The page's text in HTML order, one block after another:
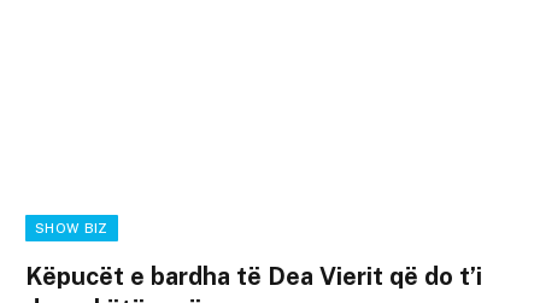
SHOW BIZ
Këpucët e bardha të Dea Vierit që do t’i